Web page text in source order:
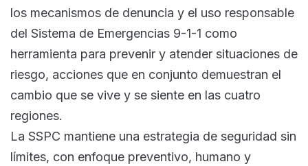
los mecanismos de denuncia y el uso responsable
del Sistema de Emergencias 9-1-1 como
herramienta para prevenir y atender situaciones de
riesgo, acciones que en conjunto demuestran el
cambio que se vive y se siente en las cuatro
regiones.
La SSPC mantiene una estrategia de seguridad sin
límites, con enfoque preventivo, humano y